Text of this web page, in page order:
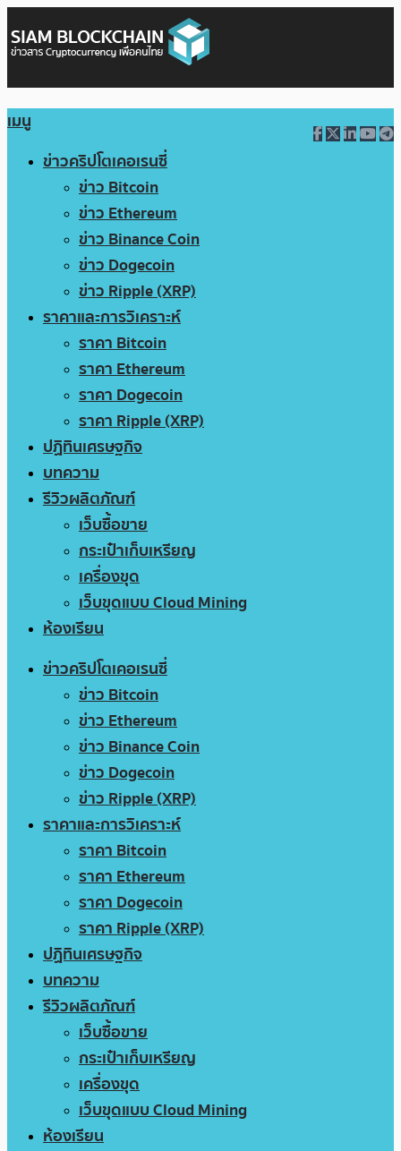
เมนู
ข่าวคริปโตเคอเรนซี่
ข่าว Bitcoin
ข่าว Ethereum
ข่าว Binance Coin
ข่าว Dogecoin
ข่าว Ripple (XRP)
ราคาและการวิเคราะห์
ราคา Bitcoin
ราคา Ethereum
ราคา Dogecoin
ราคา Ripple (XRP)
ปฏิทินเศรษฐกิจ
บทความ
รีวิวผลิตภัณฑ์
เว็บซื้อขาย
กระเป๋าเก็บเหรียญ
เครื่องขุด
เว็บขุดแบบ Cloud Mining
ห้องเรียน
ข่าวคริปโตเคอเรนซี่
ข่าว Bitcoin
ข่าว Ethereum
ข่าว Binance Coin
ข่าว Dogecoin
ข่าว Ripple (XRP)
ราคาและการวิเคราะห์
ราคา Bitcoin
ราคา Ethereum
ราคา Dogecoin
ราคา Ripple (XRP)
ปฏิทินเศรษฐกิจ
บทความ
รีวิวผลิตภัณฑ์
เว็บซื้อขาย
กระเป๋าเก็บเหรียญ
เครื่องขุด
เว็บขุดแบบ Cloud Mining
ห้องเรียน